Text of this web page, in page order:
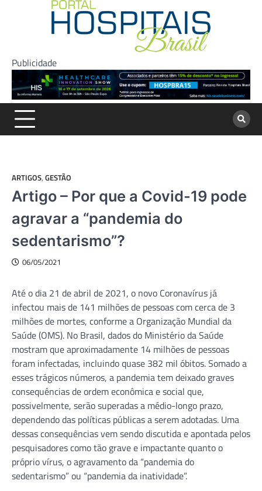
Publicidade
ARTIGOS, GESTÃO
Artigo – Por que a Covid-19 pode
agravar a “pandemia do
sedentarismo”?
06/05/2021
Até o dia 21 de abril de 2021, o novo Coronavírus já
infectou mais de 141 milhões de pessoas com cerca de 3
milhões de mortes, conforme a Organização Mundial da
Saúde (OMS). No Brasil, dados do Ministério da Saúde
mostram que aproximadamente 14 milhões de pessoas
foram infectadas, incluindo quase 382 mil óbitos. Somado a
esses trágicos números, a pandemia tem deixado graves
consequências de ordem econômica e social que,
possivelmente, serão superadas a médio-longo prazo,
dependendo das políticas públicas a serem adotadas. Uma
dessas consequências vem sendo discutida e apontada pelos
pesquisadores como tão grave e impactante quanto o
próprio vírus, o agravamento da “pandemia do
sedentarismo” ou “pandemia da inatividade”.